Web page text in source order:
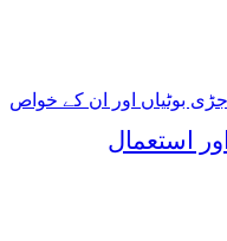
جڑی بوٹیاں اور ان کے خواص
استعمال